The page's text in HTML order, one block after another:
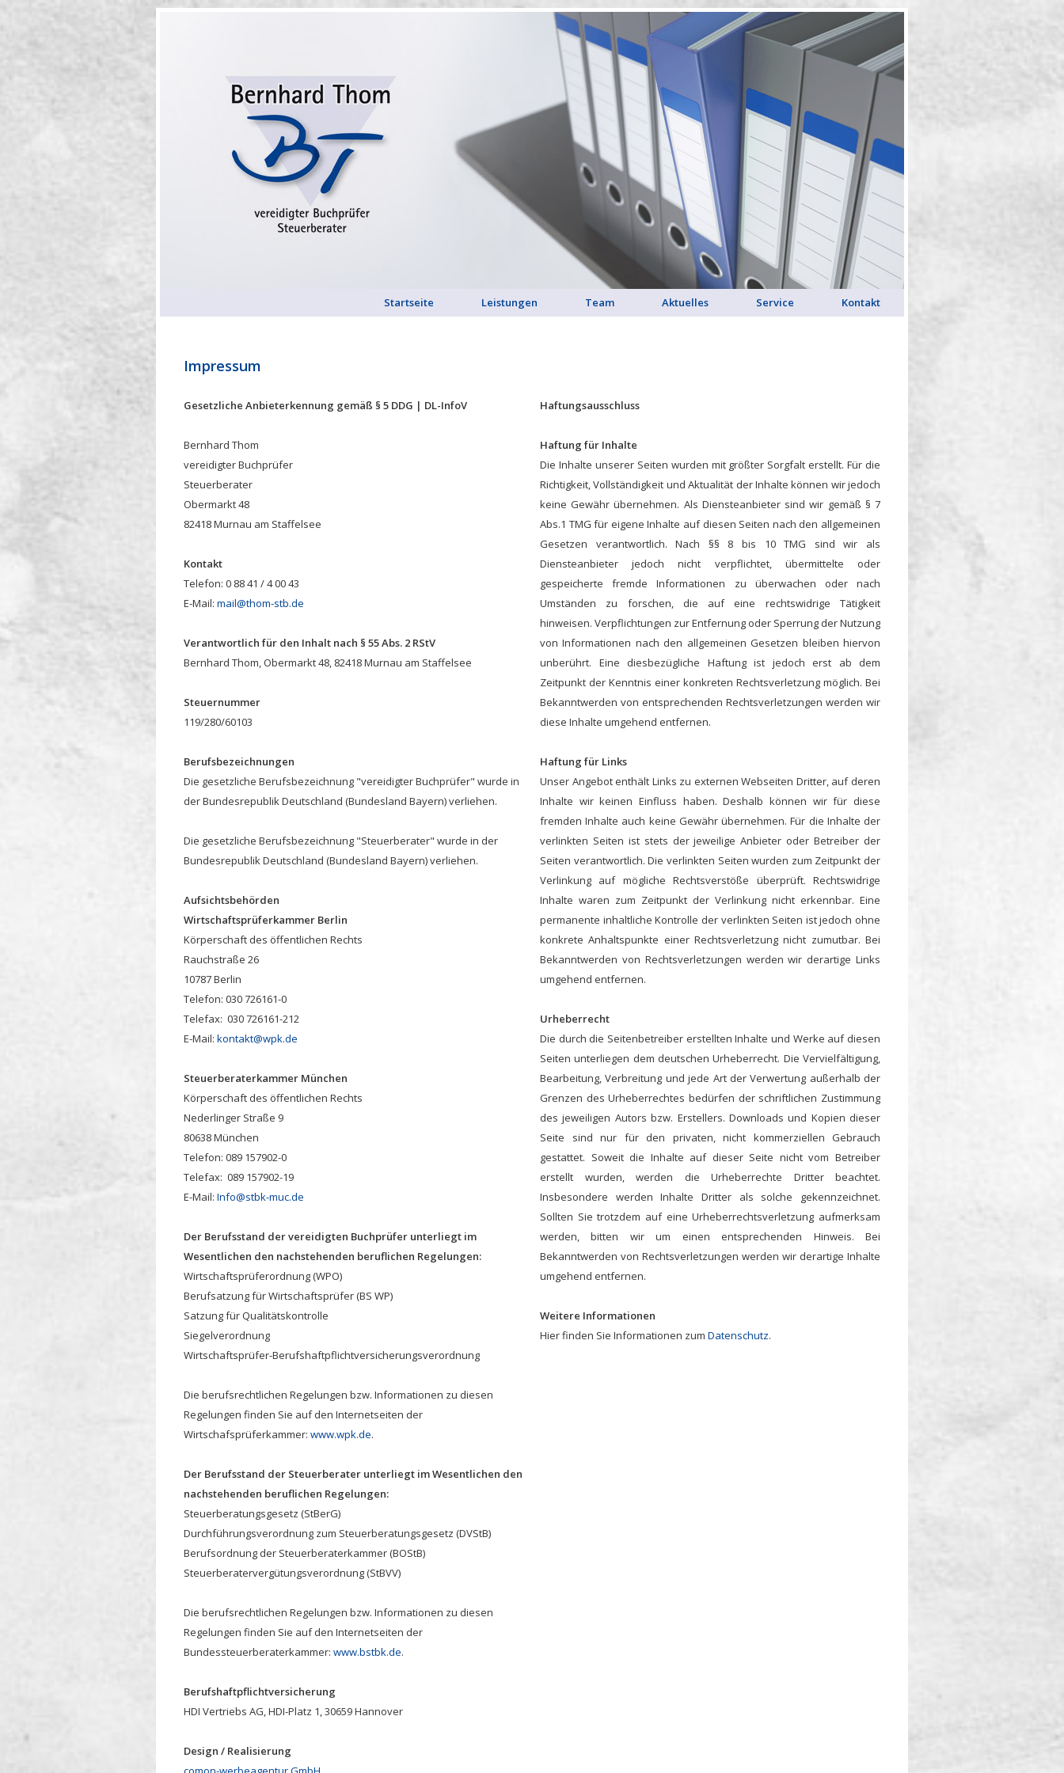
Startseite Leistungen Team Aktuelles Service Kontakt
Impressum
Gesetzliche Anbieterkennung gemäß § 5 DDG | DL-InfoV
Bernhard Thom
vereidigter Buchprüfer
Steuerberater
Obermarkt 48
82418 Murnau am Staffelsee
Kontakt
Telefon: 0 88 41 / 4 00 43
E-Mail: mail@thom-stb.de
Verantwortlich für den Inhalt nach § 55 Abs. 2 RStV
Bernhard Thom, Obermarkt 48, 82418 Murnau am Staffelsee
Steuernummer
119/280/60103
Berufsbezeichnungen
Die gesetzliche Berufsbezeichnung "vereidigter Buchprüfer" wurde in
der Bundesrepublik Deutschland (Bundesland Bayern) verliehen.
Die gesetzliche Berufsbezeichnung "Steuerberater" wurde in der
Bundesrepublik Deutschland (Bundesland Bayern) verliehen.
Aufsichtsbehörden
Wirtschaftsprüferkammer Berlin
Körperschaft des öffentlichen Rechts
Rauchstraße 26
10787 Berlin
Telefon: 030 726161-0
Telefax: 030 726161-212
E-Mail: kontakt@wpk.de
Steuerberaterkammer München
Körperschaft des öffentlichen Rechts
Nederlinger Straße 9
80638 München
Telefon: 089 157902-0
Telefax: 089 157902-19
E-Mail: Info@stbk-muc.de
Der Berufsstand der vereidigten Buchprüfer unterliegt im
Wesentlichen den nachstehenden beruflichen Regelungen:
Wirtschaftsprüferordnung (WPO)
Berufsatzung für Wirtschaftsprüfer (BS WP)
Satzung für Qualitätskontrolle
Siegelverordnung
Wirtschaftsprüfer-Berufshaftpflichtversicherungsverordnung
Die berufsrechtlichen Regelungen bzw. Informationen zu diesen
Regelungen finden Sie auf den Internetseiten der
Wirtschafsprüferkammer: www.wpk.de.
Der Berufsstand der Steuerberater unterliegt im Wesentlichen den
nachstehenden beruflichen Regelungen:
Steuerberatungsgesetz (StBerG)
Durchführungsverordnung zum Steuerberatungsgesetz (DVStB)
Berufsordnung der Steuerberaterkammer (BOStB)
Steuerberatervergütungsverordnung (StBVV)
Die berufsrechtlichen Regelungen bzw. Informationen zu diesen
Regelungen finden Sie auf den Internetseiten der
Bundessteuerberaterkammer: www.bstbk.de.
Berufshaftpflichtversicherung
HDI Vertriebs AG, HDI-Platz 1, 30659 Hannover
Design / Realisierung
Haftungsausschluss
Haftung für Inhalte
Die Inhalte unserer Seiten wurden mit größter Sorgfalt erstellt. Für die
Richtigkeit, Vollständigkeit und Aktualität der Inhalte können wir jedoch
keine Gewähr übernehmen. Als Diensteanbieter sind wir gemäß § 7
Abs.1 TMG für eigene Inhalte auf diesen Seiten nach den allgemeinen
Gesetzen verantwortlich. Nach §§ 8 bis 10 TMG sind wir als
Diensteanbieter jedoch nicht verpflichtet, übermittelte oder
gespeicherte fremde Informationen zu überwachen oder nach
Umständen zu forschen, die auf eine rechtswidrige Tätigkeit
hinweisen. Verpflichtungen zur Entfernung oder Sperrung der Nutzung
von Informationen nach den allgemeinen Gesetzen bleiben hiervon
unberührt. Eine diesbezügliche Haftung ist jedoch erst ab dem
Zeitpunkt der Kenntnis einer konkreten Rechtsverletzung möglich. Bei
Bekanntwerden von entsprechenden Rechtsverletzungen werden wir
diese Inhalte umgehend entfernen.
Haftung für Links
Unser Angebot enthält Links zu externen Webseiten Dritter, auf deren
Inhalte wir keinen Einfluss haben. Deshalb können wir für diese
fremden Inhalte auch keine Gewähr übernehmen. Für die Inhalte der
verlinkten Seiten ist stets der jeweilige Anbieter oder Betreiber der
Seiten verantwortlich. Die verlinkten Seiten wurden zum Zeitpunkt der
Verlinkung auf mögliche Rechtsverstöße überprüft. Rechtswidrige
Inhalte waren zum Zeitpunkt der Verlinkung nicht erkennbar. Eine
permanente inhaltliche Kontrolle der verlinkten Seiten ist jedoch ohne
konkrete Anhaltspunkte einer Rechtsverletzung nicht zumutbar. Bei
Bekanntwerden von Rechtsverletzungen werden wir derartige Links
umgehend entfernen.
Urheberrecht
Die durch die Seitenbetreiber erstellten Inhalte und Werke auf diesen
Seiten unterliegen dem deutschen Urheberrecht. Die Vervielfältigung,
Bearbeitung, Verbreitung und jede Art der Verwertung außerhalb der
Grenzen des Urheberrechtes bedürfen der schriftlichen Zustimmung
des jeweiligen Autors bzw. Erstellers. Downloads und Kopien dieser
Seite sind nur für den privaten, nicht kommerziellen Gebrauch
gestattet. Soweit die Inhalte auf dieser Seite nicht vom Betreiber
erstellt wurden, werden die Urheberrechte Dritter beachtet.
Insbesondere werden Inhalte Dritter als solche gekennzeichnet.
Sollten Sie trotzdem auf eine Urheberrechtsverletzung aufmerksam
werden, bitten wir um einen entsprechenden Hinweis. Bei
Bekanntwerden von Rechtsverletzungen werden wir derartige Inhalte
umgehend entfernen.
Weitere Informationen
Hier finden Sie Informationen zum Datenschutz.